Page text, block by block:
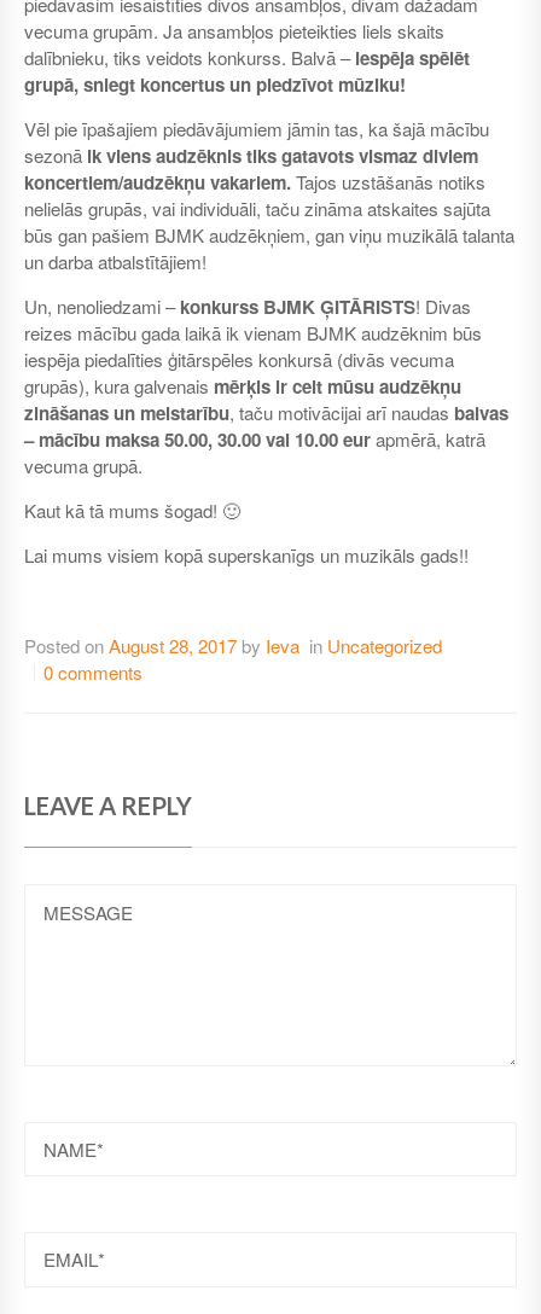
vecuma grupām. Ja ansambļos pieteikties liels skaits
dalībnieku, tiks veidots konkurss. Balvā –iespēja spēlēt
grupā, sniegt koncertus un piedzīvot mūziku!
Vēl pie īpašajiem piedāvājumiem jāmin tas, ka šajā mācību
sezonā ik viens audzēknis tiks gatavots vismaz diviem
koncertiem/audzēkņu vakariem.Tajos uzstāšanās notiks
nelielās grupās, vai individuāli, taču zināma atskaites sajūta
būs gan pašiem BJMK audzēkņiem, gan viņu muzikālā talanta
un darba atbalstītājiem!
Un, nenoliedzami –konkurss BJMK ĢITĀRISTS! Divas
reizes mācību gada laikā ik vienam BJMK audzēknim būs
iespēja piedalīties ģitārspēles konkursā (divās vecuma
grupās), kura galvenais mērķis ir celt mūsu audzēkņu
zināšanas un meistarību, taču motivācijai arī naudas balvas
– mācību maksa 50.00, 30.00 vai 10.00 eurapmērā, katrā
vecuma grupā.
Kaut kā tā mums šogad! 🙂
Lai mums visiem kopā superskanīgs un muzikāls gads!!
Posted onAugust 28, 2017 by Ieva in Uncategorized
0 comments
LEAVE A REPLY